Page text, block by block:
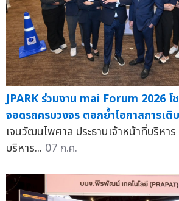
JPARK ร่วมงาน mai Forum 2026
จอดรถครบวงจร ตอกย้ำโอกาสการเติ
เจนวัฒนไพศาล ประธานเจ้าหน้าที่บริห
บริหาร... 07 ก.ค.